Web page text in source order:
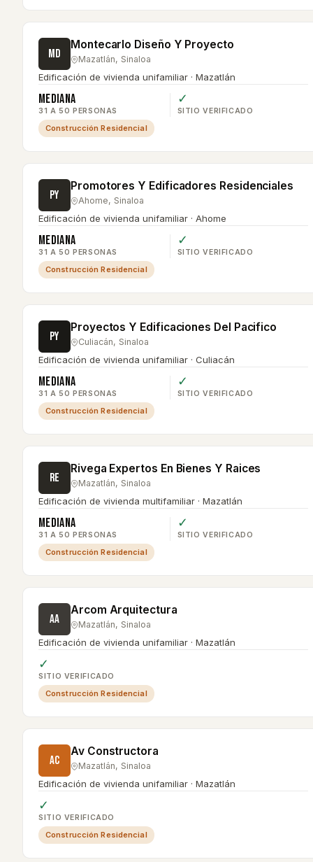
MD
Montecarlo Diseño Y Proyecto
Mazatlán, Sinaloa
Edificación de vivienda unifamiliar · Mazatlán
Mediana
31 A 50 PERSONAS
✓
SITIO VERIFICADO
Construcción Residencial
PY
Promotores Y Edificadores Residenciales
Ahome, Sinaloa
Edificación de vivienda unifamiliar · Ahome
Mediana
31 A 50 PERSONAS
✓
SITIO VERIFICADO
Construcción Residencial
PY
Proyectos Y Edificaciones Del Pacifico
Culiacán, Sinaloa
Edificación de vivienda unifamiliar · Culiacán
Mediana
31 A 50 PERSONAS
✓
SITIO VERIFICADO
Construcción Residencial
RE
Rivega Expertos En Bienes Y Raices
Mazatlán, Sinaloa
Edificación de vivienda multifamiliar · Mazatlán
Mediana
31 A 50 PERSONAS
✓
SITIO VERIFICADO
Construcción Residencial
AA
Arcom Arquitectura
Mazatlán, Sinaloa
Edificación de vivienda unifamiliar · Mazatlán
✓
SITIO VERIFICADO
Construcción Residencial
AC
Av Constructora
Mazatlán, Sinaloa
Edificación de vivienda unifamiliar · Mazatlán
✓
SITIO VERIFICADO
Construcción Residencial